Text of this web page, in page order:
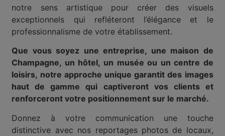
notre sens artistique pour créer des visuels
exceptionnels qui refléteront l’élégance et le
professionnalisme de votre établissement.
Que vous soyez une entreprise, une maison de
Champagne, un hôtel, un musée ou un centre de
loisirs, notre approche unique garantit des images
haut de gamme qui captiveront vos clients et
renforceront votre positionnement sur le marché.
Donnez à votre communication une touche
distinctive avec nos reportages photos de locaux,